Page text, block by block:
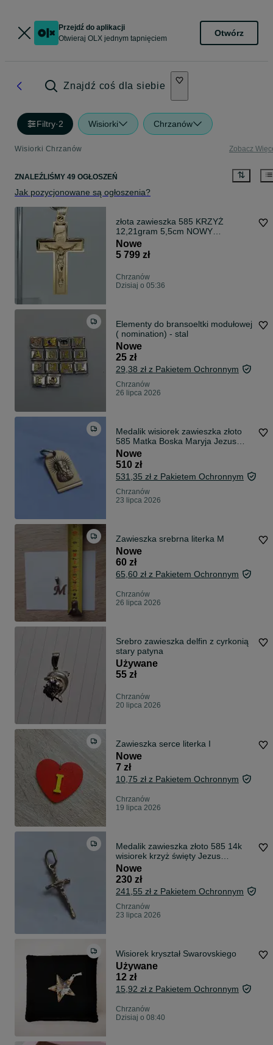
Przejdź do aplikacji
Otwieraj OLX jednym tapnięciem
Otwórz
Znajdź coś dla siebie
Filtry·2 Wisiorki Chrzanów
Wisiorki Chrzanów Zobacz
ZNALEŹLIŚMY 49 OGŁOSZEŃ
Jak pozycjonowane są ogłoszenia?
złota zawieszka 585 KRZYŻ
12,21gram 5,5cm NOWY
WYSYŁKA GRATIS
Nowe
5 799 zł
Chrzanów
Dzisiaj o 05:36
Elementy do bransoeltki modułowej
( nomination) - stal
Nowe
25 zł
29,38 zł z Pakietem Ochronnym
Chrzanów
26 lipca 2026
Medalik wisiorek zawieszka złoto
585 Matka Boska Maryja Jezus
dzieciątko komunia chrzest świety
Nowe
510 zł
531,35 zł z Pakietem Ochronnym
Chrzanów
23 lipca 2026
Zawieszka srebrna literka M
Nowe
60 zł
65,60 zł z Pakietem Ochronnym
Chrzanów
26 lipca 2026
Srebro zawieszka delfin z cyrkonią
stary patyna
Używane
55 zł
Chrzanów
20 lipca 2026
Zawieszka serce literka I
Nowe
7 zł
10,75 zł z Pakietem Ochronnym
Chrzanów
19 lipca 2026
Medalik zawieszka złoto 585 14k
wisiorek krzyż święty Jezus
dewocjonalia komunia chrzest
Nowe
230 zł
241,55 zł z Pakietem Ochronnym
Chrzanów
23 lipca 2026
Wisiorek kryształ Swarovskiego
Używane
12 zł
15,92 zł z Pakietem Ochronnym
Chrzanów
Dzisiaj o 08:40